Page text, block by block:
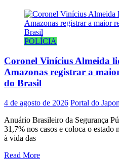
POLÍCIA
Coronel Vinícius Almeida
Amazonas registrar a
do Brasil
4 de agosto de 2026 Portal do
Anuário Brasileiro da Segurança
31,7% nos casos e coloca o estado
à vida das
Read More